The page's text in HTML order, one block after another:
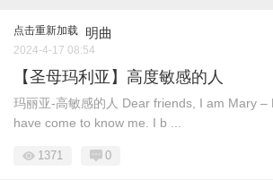
点击重新加载 明曲
2024-4-17 08:54
【圣母玛利亚】高度敏感的人
玛丽亚-高敏感的人 Dear friends, I am Mary –
have come to know me. I b ...
1371 0